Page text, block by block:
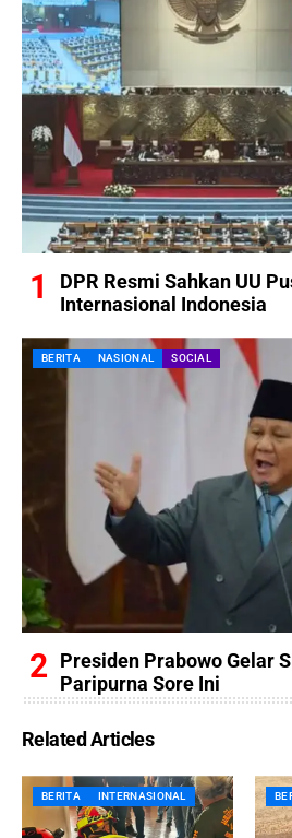
DPR Resmi Sahkan UU
Internasional Indonesia
BERITA NASIONAL SOCIAL
Presiden Prabowo Gelar
Paripurna Sore Ini
Related Articles
BERITA INTERNASIONAL